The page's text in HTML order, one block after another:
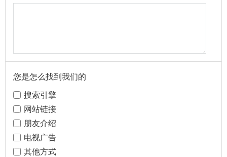
您是怎么找到我们的
搜索引擎
网站链接
朋友介绍
电视广告
其他方式